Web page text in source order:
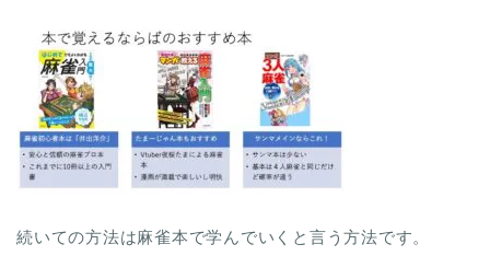
続いての方法は麻雀本で学んでいくと言う方法です。
麻雀グッズ研究所のサイ
問い合わせ